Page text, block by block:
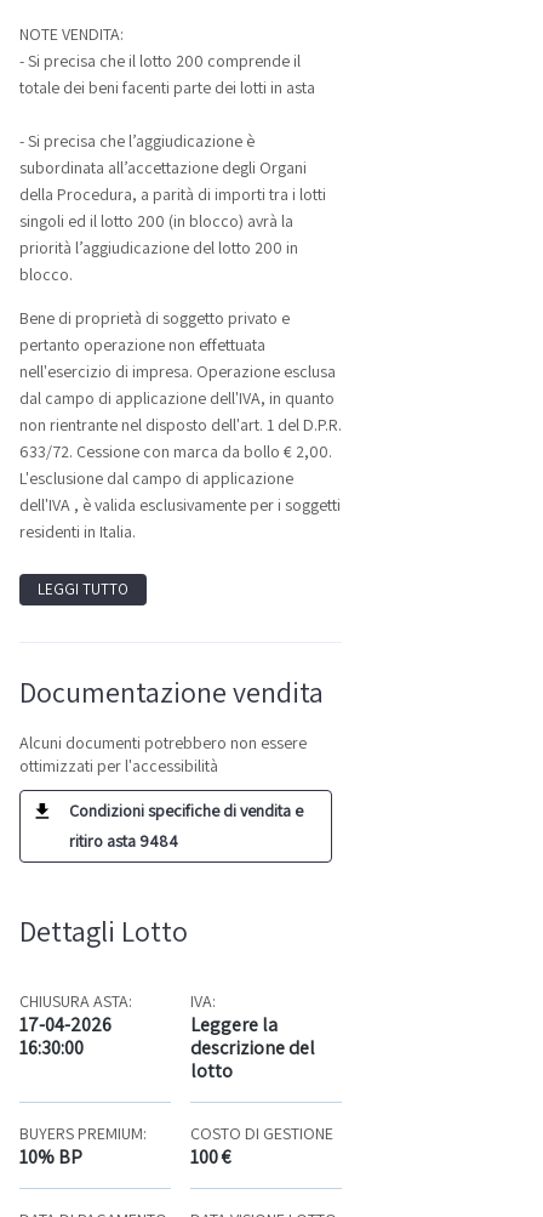
NOTE VENDITA:
- Si precisa che il lotto 200 comprende il
totale dei beni facenti parte dei lotti in asta
- Si precisa che l’aggiudicazione è
subordinata all’accettazione degli Organi
della Procedura, a parità di importi tra i lotti
singoli ed il lotto 200 (in blocco) avrà la
priorità l’aggiudicazione del lotto 200 in
blocco.
Bene di proprietà di soggetto privato e
pertanto operazione non effettuata
nell'esercizio di impresa. Operazione esclusa
dal campo di applicazione dell'IVA, in quanto
non rientrante nel disposto dell'art. 1 del D.P.R.
633/72. Cessione con marca da bollo € 2,00.
L'esclusione dal campo di applicazione
dell'IVA , è valida esclusivamente per i soggetti
residenti in Italia.
LEGGI TUTTO
Documentazione vendita
Alcuni documenti potrebbero non essere
ottimizzati per l'accessibilità
Condizioni specifiche di vendita e
ritiro asta 9484
Dettagli Lotto
CHIUSURA ASTA:
17-04-2026
16:30:00
IVA:
Leggere la
descrizione del
lotto
BUYERS PREMIUM:
10% BP
COSTO DI GESTIONE
100 €